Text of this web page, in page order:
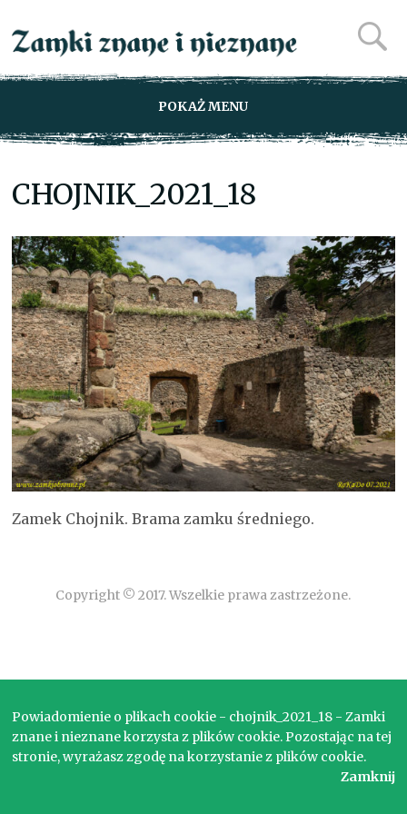
POKAŻ MENU
CHOJNIK_2021_18
Zamek Chojnik. Brama zamku średniego.
Copyright © 2017. Wszelkie prawa zastrzeżone.
Powiadomienie o plikach cookie - chojnik_2021_18 - Zamki
znane i nieznane korzysta z plików cookie. Pozostając na tej
stronie, wyrażasz zgodę na korzystanie z plików cookie.
Zamknij